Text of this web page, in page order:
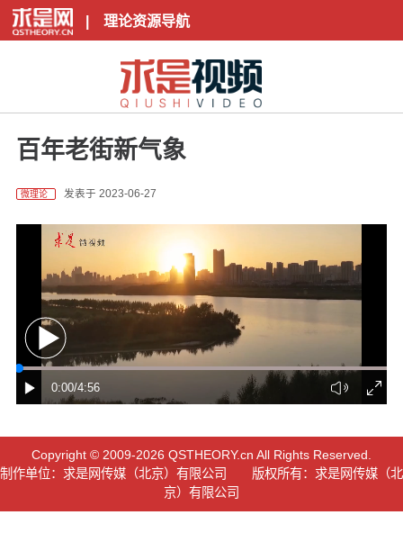
| 理论资源导航
百年老街新气象
微理论 发表于 2023-06-27
Copyright © 2009-2026 QSTHEORY.cn All Rights Reserved.
制作单位：求是网传媒（北京）有限公司 版权所有：求是网传媒（北
京）有限公司